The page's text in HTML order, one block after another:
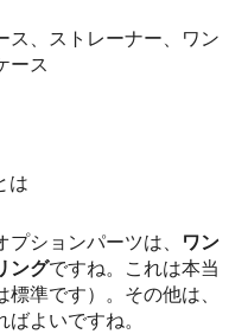
ス、ストレーナー、ワン
ース
は
ションパーツは、
ワン
ングですね。これは本当
準です）。その他は、
よいですね。